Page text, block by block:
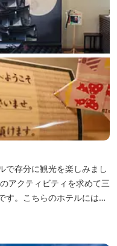
で存分に観光を楽しみまし
す。こちらのホテルには、
ます。壁紙からトイレッ
ザインモチーフがあしら